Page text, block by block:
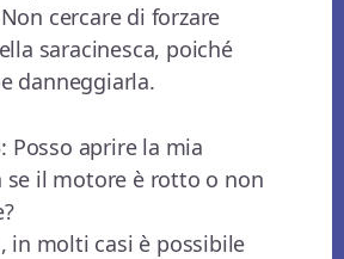
cercare di forzare
saracinesca, poiché
danneggiarla.
Posso aprire la mia
se il motore è rotto o non
in molti casi è possibile